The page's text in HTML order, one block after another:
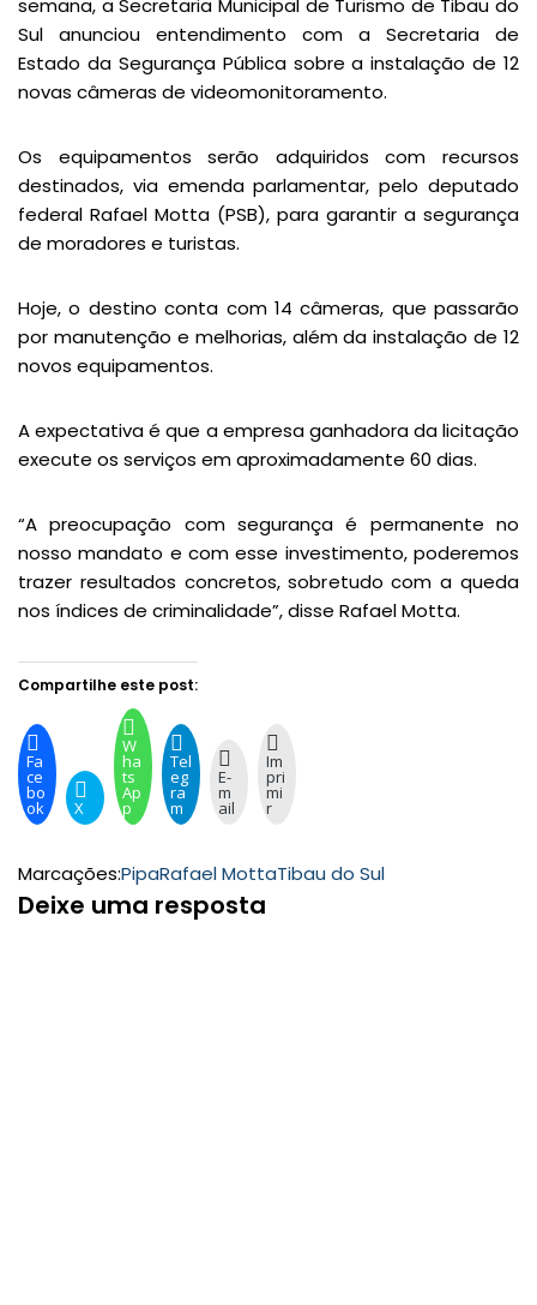
semana, a Secretaria Municipal de Turismo de Tibau do
Sul anunciou entendimento com a Secretaria de
Estado da Segurança Pública sobre a instalação de 12
novas câmeras de videomonitoramento.
Os equipamentos serão adquiridos com recursos
destinados, via emenda parlamentar, pelo deputado
federal Rafael Motta (PSB), para garantir a segurança
de moradores e turistas.
Hoje, o destino conta com 14 câmeras, que passarão
por manutenção e melhorias, além da instalação de 12
novos equipamentos.
A expectativa é que a empresa ganhadora da licitação
execute os serviços em aproximadamente 60 dias.
“A preocupação com segurança é permanente no
nosso mandato e com esse investimento, poderemos
trazer resultados concretos, sobretudo com a queda
nos índices de criminalidade”, disse Rafael Motta.
Compartilhe este post:
Fa
ce
bo
ok X
W
ha
ts
Ap
p
Tel
eg
ra
m
E-
m
ail
Im
pri
mi
r
Marcações:PipaRafael MottaTibau do Sul
Deixe uma resposta